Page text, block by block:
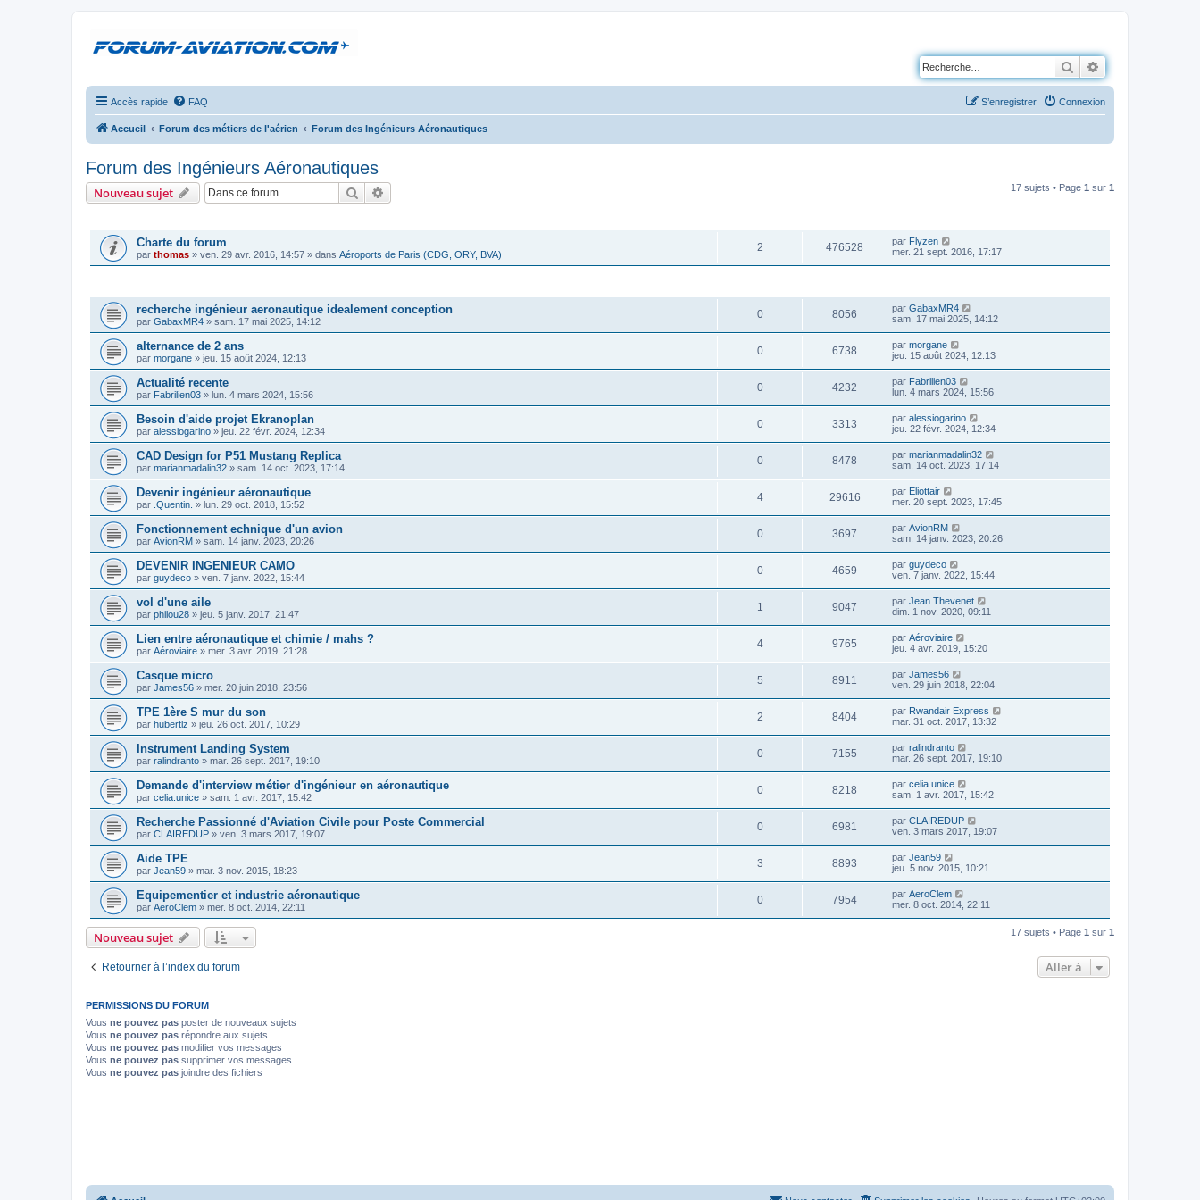
Rechercher
Accès rapide FAQ Connexion
S’enregistrer
Accueil Forum des métiers de l'aérien Forum des Ingénieurs Aéronautiques
Forum des Ingénieurs Aéronautiques
Nouveau sujet Rechercher 17 sujets • Page 1 sur 1
Charte du forum
par thomas » ven. 29 avr. 2016, 14:57 » dans Aéroports de Paris (CDG, ORY, BVA)
2 476528 par Flyzen
mer. 21 sept. 2016, 17:17
recherche ingénieur aeronautique idealement conception
par GabaxMR4 » sam. 17 mai 2025, 14:12
0 8056 par GabaxMR4
sam. 17 mai 2025, 14:12
alternance de 2 ans
par morgane » jeu. 15 août 2024, 12:13
0 6738 par morgane
jeu. 15 août 2024, 12:13
Actualité recente
par Fabrilien03 » lun. 4 mars 2024, 15:56
0 4232 par Fabrilien03
lun. 4 mars 2024, 15:56
Besoin d'aide projet Ekranoplan
par alessiogarino » jeu. 22 févr. 2024, 12:34
0 3313 par alessiogarino
jeu. 22 févr. 2024, 12:34
CAD Design for P51 Mustang Replica
par marianmadalin32 » sam. 14 oct. 2023, 17:14
0 8478 par marianmadalin32
sam. 14 oct. 2023, 17:14
Devenir ingénieur aéronautique
par .Quentin. » lun. 29 oct. 2018, 15:52
4 29616 par Eliottair
mer. 20 sept. 2023, 17:45
Fonctionnement echnique d'un avion
par AvionRM » sam. 14 janv. 2023, 20:26
0 3697 par AvionRM
sam. 14 janv. 2023, 20:26
DEVENIR INGENIEUR CAMO
par guydeco » ven. 7 janv. 2022, 15:44
0 4659 par guydeco
ven. 7 janv. 2022, 15:44
vol d'une aile
par philou28 » jeu. 5 janv. 2017, 21:47
1 9047 par Jean Thevenet
dim. 1 nov. 2020, 09:11
Lien entre aéronautique et chimie / mahs ?
par Aéroviaire » mer. 3 avr. 2019, 21:28
4 9765 par Aéroviaire
jeu. 4 avr. 2019, 15:20
Casque micro
par James56 » mer. 20 juin 2018, 23:56
5 8911 par James56
ven. 29 juin 2018, 22:04
TPE 1ère S mur du son
par hubertlz » jeu. 26 oct. 2017, 10:29
2 8404 par Rwandair Express
mar. 31 oct. 2017, 13:32
Instrument Landing System
par ralindranto » mar. 26 sept. 2017, 19:10
0 7155 par ralindranto
mar. 26 sept. 2017, 19:10
Demande d'interview métier d'ingénieur en aéronautique
par celia.unice » sam. 1 avr. 2017, 15:42
0 8218 par celia.unice
sam. 1 avr. 2017, 15:42
Recherche Passionné d'Aviation Civile pour Poste Commercial
par CLAIREDUP » ven. 3 mars 2017, 19:07
0 6981 par CLAIREDUP
ven. 3 mars 2017, 19:07
Aide TPE
par Jean59 » mar. 3 nov. 2015, 18:23
3 8893 par Jean59
jeu. 5 nov. 2015, 10:21
Equipementier et industrie aéronautique
par AeroClem » mer. 8 oct. 2014, 22:11
0 7954 par AeroClem
mer. 8 oct. 2014, 22:11
Nouveau sujet 17 sujets • Page 1 sur 1
Retourner à l’index du forum Aller à
PERMISSIONS DU FORUM
Vous ne pouvez pas poster de nouveaux sujets
Vous ne pouvez pas répondre aux sujets
Vous ne pouvez pas modifier vos messages
Vous ne pouvez pas supprimer vos messages
Vous ne pouvez pas joindre des fichiers